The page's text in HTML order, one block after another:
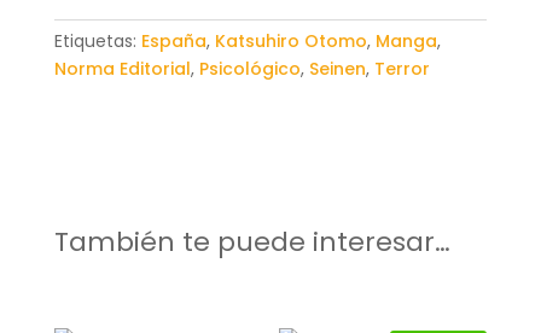
Etiquetas: España, Katsuhiro Otomo, Manga,
Norma Editorial, Psicológico, Seinen, Terror
También te puede interesar…